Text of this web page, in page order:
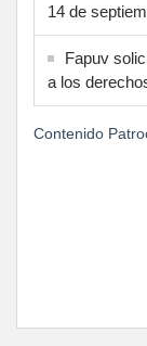
14 de
Fapuv
a los
Contenido